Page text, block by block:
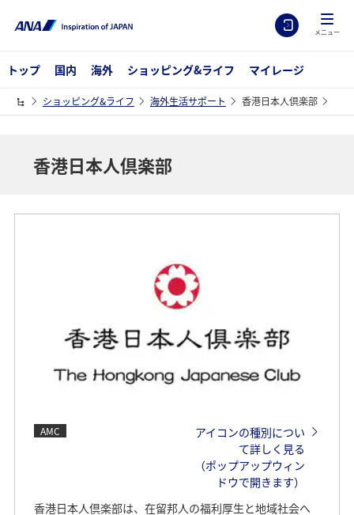
メニュー
トップ 国内 海外 ショッピング&ライフ マイレージ
ショッピング&ライフ 海外生活サポート 香港日本人倶楽部
香港日本人倶楽部
AMC
アイコンの種別につい
て詳しく見る
（ポップアップウィン
ドウで開きます）
香港日本人倶楽部は、在留邦人の福利厚生と地域社会へ